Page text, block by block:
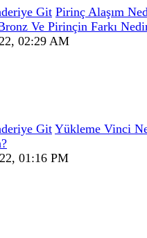
Pirinç Alaşım
Ve Pirinçin Farkı
02:29 AM
Yükleme Vinci
01:16 PM